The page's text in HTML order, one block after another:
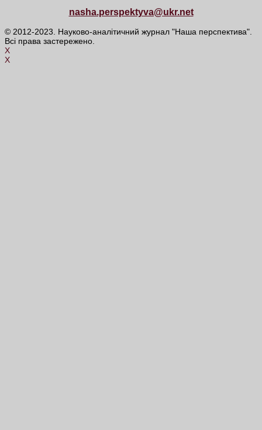
nasha.perspektyva@ukr.net
© 2012-2023. Науково-аналітичний журнал "Наша перспектива".
Всі права застережено.
X
X